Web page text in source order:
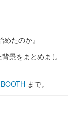
めたのか』
景をまとめまし
BOOTH まで。